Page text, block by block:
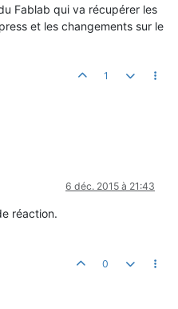
Fablab qui va récupérer les
et les changements sur le
1
6 déc. 2015 à 21:43
réaction.
0